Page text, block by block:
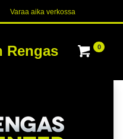
Varaa aika verk​​​​ossa
Rengas 0